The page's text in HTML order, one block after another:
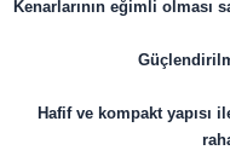
​Kenarlarının eğimli olması
Hafif ve kompakt yapısı